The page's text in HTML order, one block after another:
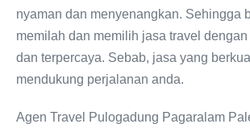
nyaman dan menyenangkan. Sehingga
memilah dan memilih jasa travel
dan terpercaya. Sebab, jasa yang
mendukung perjalanan anda.
Agen Travel Pulogadung Pagaralam